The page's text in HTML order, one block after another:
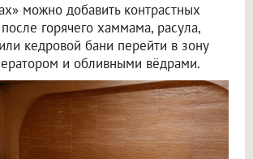
можно добавить контрастных
горячего хаммама, расула,
кедровой бани перейти в зону
и обливными вёдрами.